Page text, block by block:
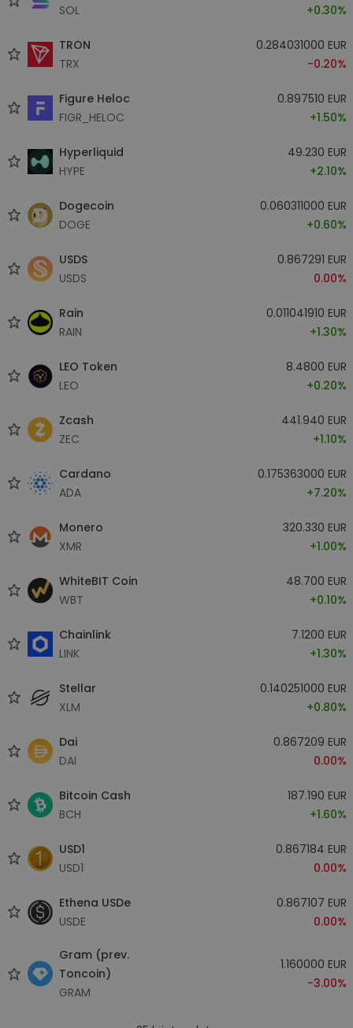
SOL
+0.30%
TRON
TRX
0.284031000 EUR
-0.20%
Figure Heloc
FIGR_HELOC
0.897510 EUR
+1.50%
Hyperliquid
HYPE
49.230 EUR
+2.10%
Dogecoin
DOGE
0.060311000 EUR
+0.60%
USDS
USDS
0.867291 EUR
0.00%
Rain
RAIN
0.011041910 EUR
+1.30%
LEO Token
LEO
8.4800 EUR
+0.20%
Zcash
ZEC
441.940 EUR
+1.10%
Cardano
ADA
0.175363000 EUR
+7.20%
Monero
XMR
320.330 EUR
+1.00%
WhiteBIT Coin
WBT
48.700 EUR
+0.10%
Chainlink
LINK
7.1200 EUR
+1.30%
Stellar
XLM
0.140251000 EUR
+0.80%
Dai
DAI
0.867209 EUR
0.00%
Bitcoin Cash
BCH
187.190 EUR
+1.60%
USD1
USD1
0.867184 EUR
0.00%
Ethena USDe
USDE
0.867107 EUR
0.00%
Gram (prev.
Toncoin)
GRAM
1.160000 EUR
-3.00%